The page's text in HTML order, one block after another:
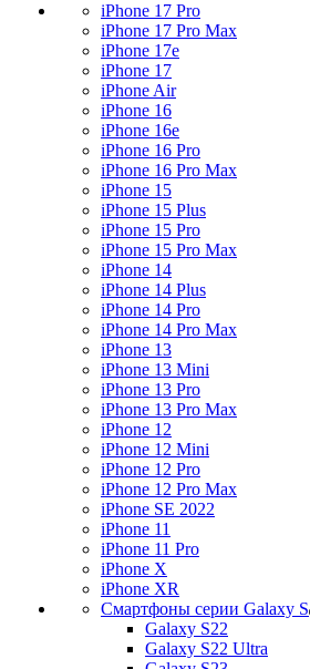
iPhone 17 Pro
iPhone 17 Pro Max
iPhone 17e
iPhone 17
iPhone Air
iPhone 16
iPhone 16e
iPhone 16 Pro
iPhone 16 Pro Max
iPhone 15
iPhone 15 Plus
iPhone 15 Pro
iPhone 15 Pro Max
iPhone 14
iPhone 14 Plus
iPhone 14 Pro
iPhone 14 Pro Max
iPhone 13
iPhone 13 Mini
iPhone 13 Pro
iPhone 13 Pro Max
iPhone 12
iPhone 12 Mini
iPhone 12 Pro
iPhone 12 Pro Max
iPhone SE 2022
iPhone 11
iPhone 11 Pro
iPhone X
iPhone XR
Смартфоны серии Galaxy S
Galaxy S22
Galaxy S22 Ultra